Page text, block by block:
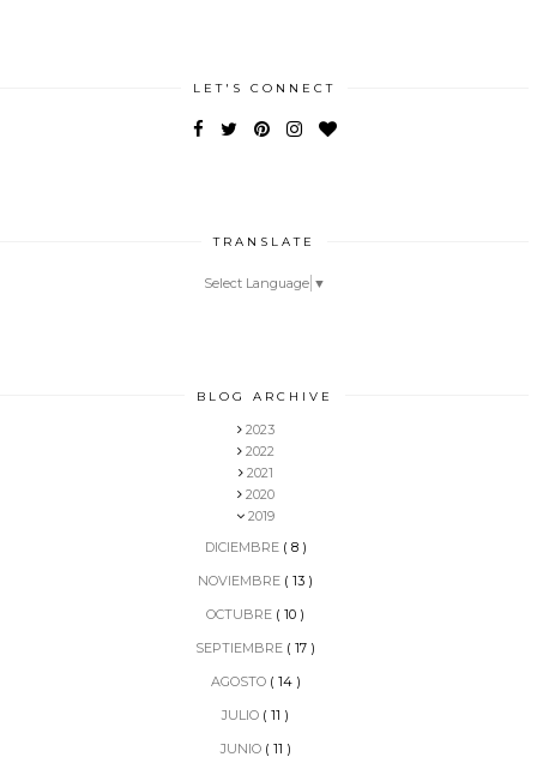
LET'S CONNECT
TRANSLATE
Select Language ▼
BLOG ARCHIVE
2023
2022
2021
2020
2019
DICIEMBRE ( 8 )
NOVIEMBRE ( 13 )
OCTUBRE ( 10 )
SEPTIEMBRE ( 17 )
AGOSTO ( 14 )
JULIO ( 11 )
JUNIO ( 11 )